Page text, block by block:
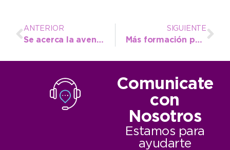
ANTERIOR
Se acerca la aventura del Enduropale 2017 a Necochea
SIGUIENTE
Más formación para el ecosistema emprendedor local
Comunicate
con
Nosotros
Estamos para
ayudarte